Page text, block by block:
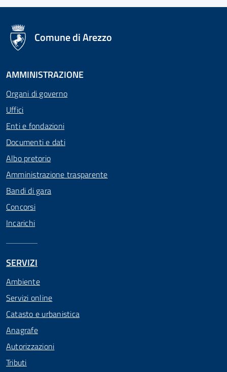
logo Unione Europea
Comune di Arezzo
AMMINISTRAZIONE
Organi di governo
Uffici
Enti e fondazioni
Documenti e dati
Albo pretorio
Amministrazione trasparente
Bandi di gara
Concorsi
Incarichi
SERVIZI
Ambiente
Servizi online
Catasto e urbanistica
Anagrafe
Autorizzazioni
Tributi